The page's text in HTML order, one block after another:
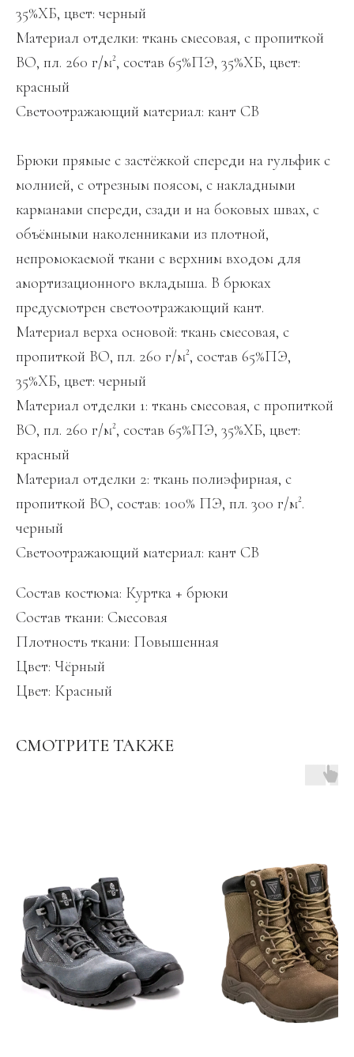
35%ХБ, цвет: черный
Материал отделки: ткань смесовая, с пропиткой
ВО, пл. 260 г/м², состав 65%ПЭ, 35%ХБ, цвет:
красный
Светоотражающий материал: кант СВ
Брюки прямые с застёжкой спереди на гульфик с
молнией, с отрезным поясом, с накладными
карманами спереди, сзади и на боковых швах, с
объёмными наколенниками из плотной,
непромокаемой ткани с верхним входом для
амортизационного вкладыша. В брюках
предусмотрен светоотражающий кант.
Материал верха основой: ткань смесовая, с
пропиткой ВО, пл. 260 г/м², состав 65%ПЭ,
35%ХБ, цвет: черный
Материал отделки 1: ткань смесовая, с пропиткой
ВО, пл. 260 г/м², состав 65%ПЭ, 35%ХБ, цвет:
красный
Материал отделки 2: ткань полиэфирная, с
пропиткой ВО, состав: 100% ПЭ, пл. 300 г/м².
черный
Светоотражающий материал: кант СВ
Состав костюма: Куртка + брюки
Состав ткани: Смесовая
Плотность ткани: Повышенная
Цвет: Чёрный
Цвет: Красный
СМОТРИТЕ ТАКЖЕ